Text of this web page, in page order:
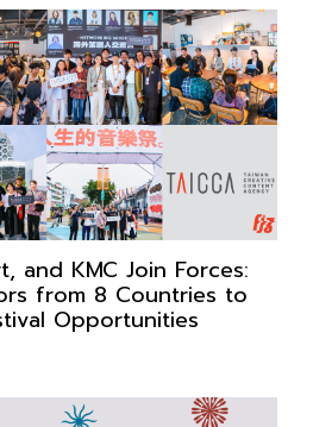
and KMC Join Forces:
from 8 Countries to
Opportunities